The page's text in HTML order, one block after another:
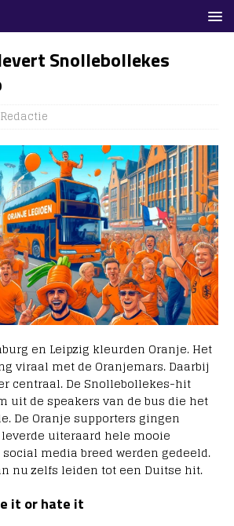
Snollebollekes
Redactie
en Leipzig kleurden Oranje. Het
viraal met de Oranjemars. Daarbij
centraal. De Snollebollekes-hit
uit de speakers van de bus die het
De Oranje supporters gingen
uiteraard hele mooie
media breed werden gedeeld.
nu zelfs leiden tot een Duitse hit.
it or hate it